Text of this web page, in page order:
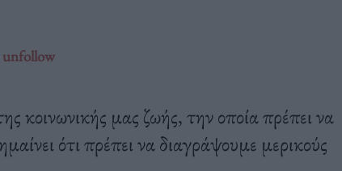
unfollow
κοινωνικής μας ζωής, την οποία πρέπει να
ότι πρέπει να διαγράψουμε μερικούς